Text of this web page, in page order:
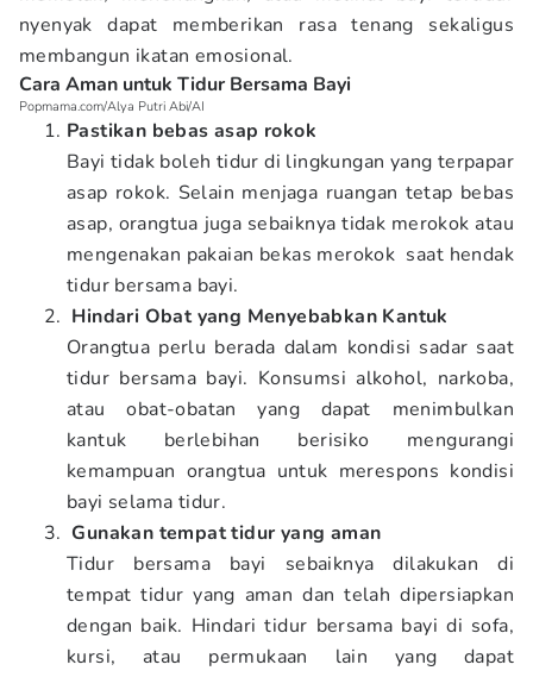
nyenyak dapat memberikan rasa tenang sekaligus
membangun ikatan emosional.
Cara Aman untuk Tidur Bersama Bayi
Popmama.com/Alya Putri Abi/AI
Pastikan bebas asap rokok
Bayi tidak boleh tidur di lingkungan yang terpapar
asap rokok. Selain menjaga ruangan tetap bebas
asap, orangtua juga sebaiknya tidak merokok atau
mengenakan pakaian bekas merokok saat hendak
tidur bersama bayi.
Hindari Obat yang Menyebabkan Kantuk
Orangtua perlu berada dalam kondisi sadar saat
tidur bersama bayi. Konsumsi alkohol, narkoba,
atau obat-obatan yang dapat menimbulkan
kantuk berlebihan berisiko mengurangi
kemampuan orangtua untuk merespons kondisi
bayi selama tidur.
Gunakan tempat tidur yang aman
Tidur bersama bayi sebaiknya dilakukan di
tempat tidur yang aman dan telah dipersiapkan
dengan baik. Hindari tidur bersama bayi di sofa,
kursi, atau permukaan lain yang dapat